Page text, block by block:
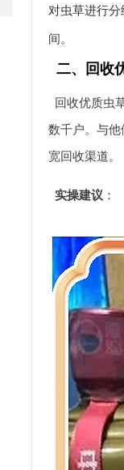
对虫草进行
间。
二、回收
回收优质虫
数千户。与
宽回收渠道。
实操建议 ：